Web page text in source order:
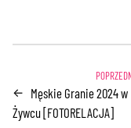
← Męskie Granie 2024 w
Żywcu [FOTORELACJA]